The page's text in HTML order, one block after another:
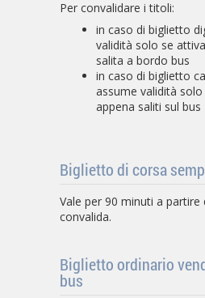
Per convalidare i titoli:
in caso di biglietto
validità solo se
salita a bordo bus
in caso di biglietto
assume validità
appena saliti sul bus
Biglietto di corsa
Vale per 90 minuti a partire
convalida.
Biglietto ordinario
bus